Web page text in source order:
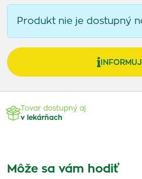
Produkt nie je dostupný
Tovar dostupný aj
v lekárňach
Môže sa vám hodiť